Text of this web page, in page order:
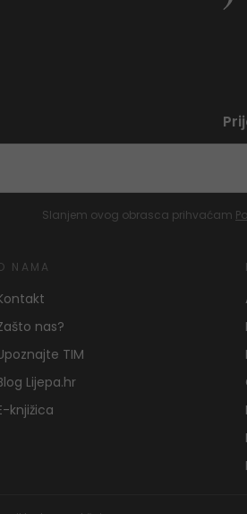
Slanjem ovog obrasca prihvaćam
NAMA
nas?
TIM
Lijepa.hr
knjižica